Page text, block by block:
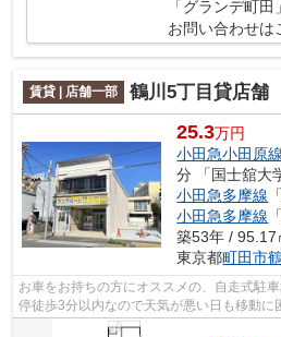
「グランデ町田
お問い合わせは
賃貸 | 店舗一部 鶴川5丁目貸店舗
25.3万円
小田急小田原線
分 「国士舘大
小田急多摩線
小田急多摩線
築53年 / 95.17
東京都町田市
お車をお持ちの方にオススメの、自走式駐
停徒歩3分以内なので天気が悪い日も移動に